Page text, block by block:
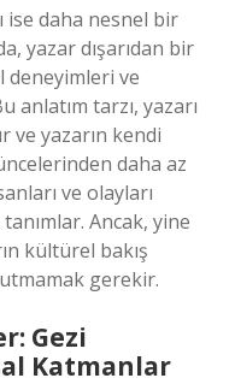
ise daha nesnel bir
yazar dışarıdan bir
deneyimleri ve
anlatım tarzı, yazarı
ve yazarın kendi
daha az
ve olayları
Ancak, yine
kültürel bakış
gerekir.
Gezi
Katmanlar